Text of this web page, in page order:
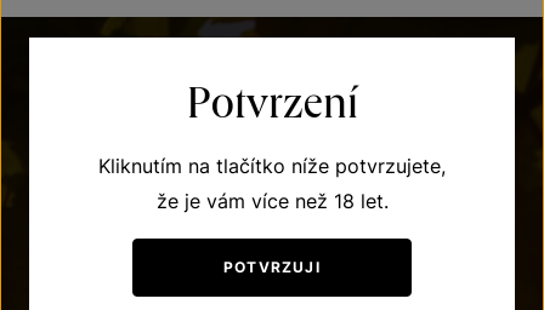
POTŘEBUJETE PORADIT?
+420 515 266 620
Potvrzení
Kliknutím na tlačítko níže potvrzujete,
že je vám více než 18 let.
POTVRZUJI